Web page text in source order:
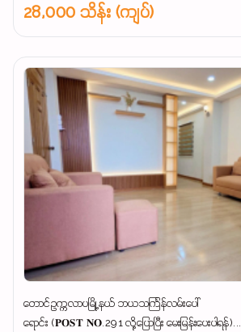
28,000 သိန်း (ကျပ်)
တောင်ဥက္ကလာပမြို့နယ် ဘယသင်္ကြန်လမ်းပေါ် Mini Condo အ
ရောင်း (𝐏𝐎𝐒𝐓 𝐍𝐎.291 လို့ပြောပြီး မေးမြန်းပေးပါရန်)...